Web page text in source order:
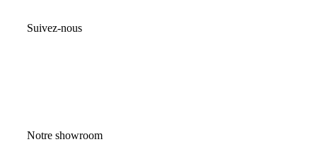
Suivez-nous
Notre showroom